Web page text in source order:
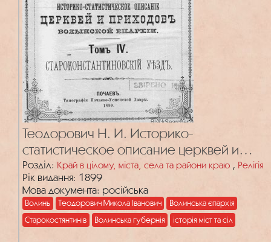
Теодорович Н. И. Историко-
статистическое описание церквей и
приходов Волынской епархии. Т. 4:
Староконстантиновский уезд
Розділ: Край в цілому, міста, села та райони краю , Релігія
Рік видання: 1899
Мова документа: російська
Волинь Теодорович Микола Іванович
Волинська єпархія
Старокостянтинів
Волинська губернія історія міст та сіл